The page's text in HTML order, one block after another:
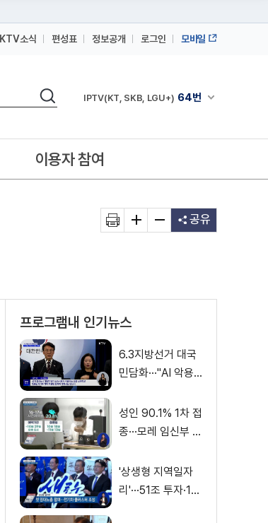
KTV소식 편성표 정보공개 로그인 모바일
검색 채널안내 펼쳐
IPTV(KT, SKB, LGU+) 64번
IPTV(KT, SKB, LGU+)
이용자 참여
공유
프로그램내 인기뉴스
6.3지방선거 대국
민담화···"AI 악용
성인 90.1% 1차 접
종···모레 임신부 사
'상생형 지역일자
리'···51조 투자·13